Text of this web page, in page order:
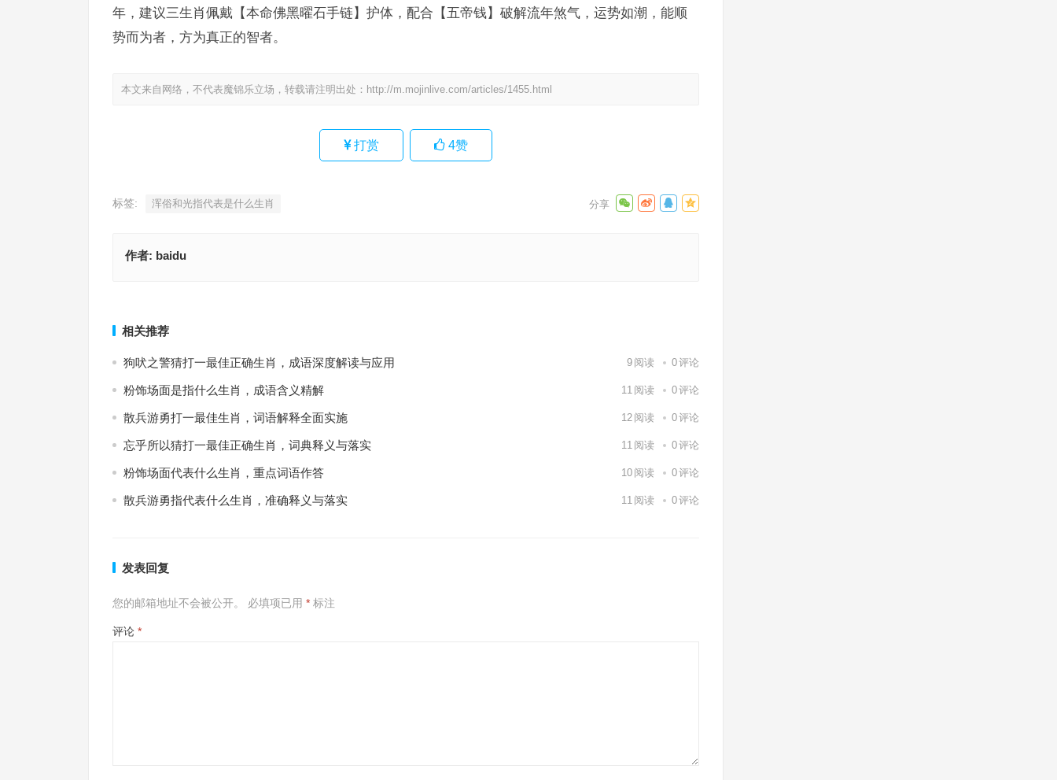
年，建议三生肖佩戴【本命佛黑曜石手链】护体，配合【五帝钱】破解流年煞气，运势如潮，能顺
势而为者，方为真正的智者。
本文来自网络，不代表魔锦乐立场，转载请注明出处： http://m.mojinlive.com/articles/1455.html
打赏 4赞
标签: 浑俗和光指代表是什么生肖
作者: baidu
相关推荐
狗吠之警猜打一最佳正确生肖，成语深度解读与应用 9 阅读 0评论
粉饰场面是指什么生肖，成语含义精解 11 阅读 0评论
散兵游勇打一最佳生肖，词语解释全面实施 12 阅读 0评论
忘乎所以猜打一最佳正确生肖，词典释义与落实 11 阅读 0评论
粉饰场面代表什么生肖，重点词语作答 10 阅读 0评论
散兵游勇指代表什么生肖，准确释义与落实 11 阅读 0评论
发表回复
您的邮箱地址不会被公开。 必填项已用 * 标注
评论 *